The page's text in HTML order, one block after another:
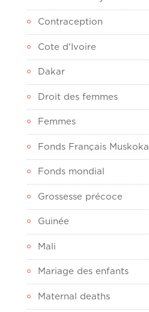
Contraception
Cote d'Ivoire
Dakar
Droit des femmes
Femmes
Fonds Français Muskoka
Fonds mondial
Grossesse précoce
Guinée
Mali
Mariage des enfants
Maternal deaths